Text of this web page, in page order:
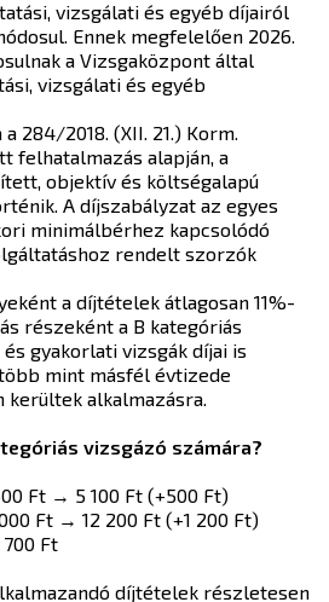
vizsgálati és egyéb díjairól
Ennek megfelelően 2026.
a Vizsgaközpont által
vizsgálati és egyéb
284/2018. (XII. 21.) Korm.
felhatalmazás alapján, a
objektív és költségalapú
A díjszabályzat az egyes
minimálbérhez kapcsolódó
rendelt szorzók
a díjtételek átlagosan 11%-
részeként a B kategóriás
gyakorlati vizsgák díjai is
mint másfél évtizede
alkalmazásra.
vizsgázó számára?
Ft → 5 100 Ft (+500 Ft)
Ft → 12 200 Ft (+1 200 Ft)
Ft
díjtételek részletesen